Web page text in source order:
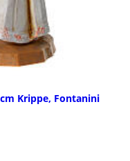
Krippe, Fontanini